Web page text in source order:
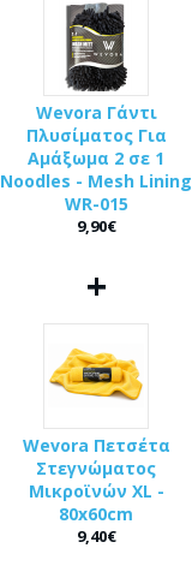
Wevora Γάντι
Πλυσίματος Για
Αμάξωμα 2 σε 1
Noodles - Mesh Lining
WR-015
9,90€
+
Wevora Πετσέτα
Στεγνώματος
Μικροϊνών XL -
80x60cm
9,40€